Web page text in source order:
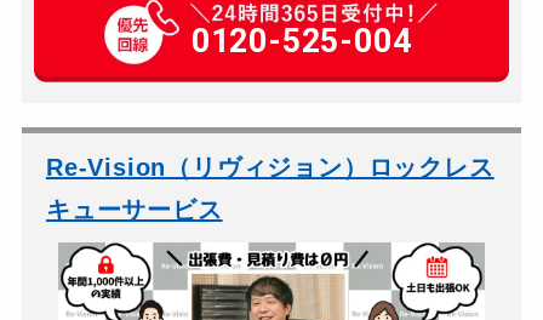
玄関カギ作成 10,000円〜(税込)
玄関カギ交換 10,000円〜(税込)
バイクカギ開け 8,000円〜(税込)
バイクカギ作成
スーツケースカギ開け 6,000円～(税込)
スーツケースカギ作成 8,000円～(税込)
0120-525-004
Re-Vision（リヴィジョン）ロックレス
キューサービス